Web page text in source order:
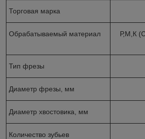
Торговая марка
Обрабатываемый материал
Р,М,К
Тип фрезы
Диаметр фрезы, мм
Диаметр хвостовика, мм
Количество зубьев